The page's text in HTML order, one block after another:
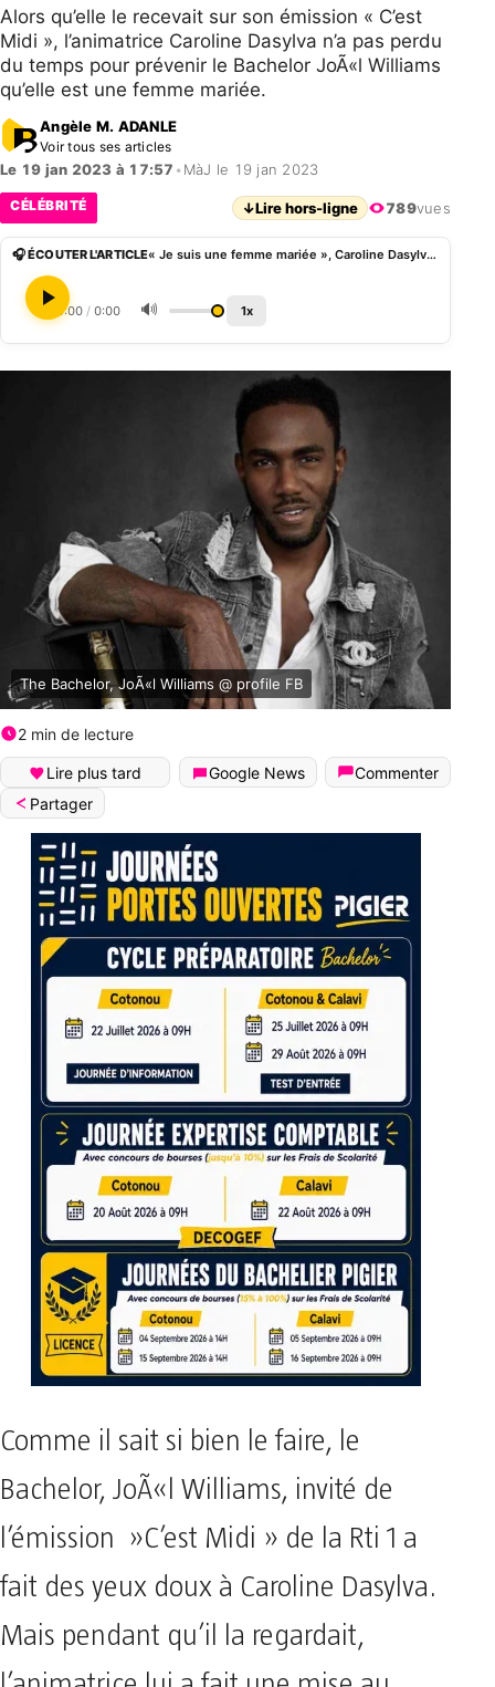
Alors qu’elle le recevait sur son émission « C’est
Midi », l’animatrice Caroline Dasylva n’a pas perdu
du temps pour prévenir le Bachelor JoÃ«l Williams
qu’elle est une femme mariée.
Angèle M. ADANLE
Voir tous ses articles
Le 19 jan 2023 à 17:57 • MàJ le 19 jan 2023
CÉLÉBRITÉ ↓Lire hors-ligne 789vues
🎧 ÉCOUTER L'ARTICLE « Je suis une femme mariée », Caroline Dasylva après un regard séduisant de Joà«l Williams
0:00 / 0:00 🔊 1x
The Bachelor, JoÃ«l Williams @ profile FB
2 min de lecture
Lire plus tard Google News
Commenter
Partager
Comme il sait si bien le faire, le
Bachelor, JoÃ«l Williams, invité de
l’émission »C’est Midi » de la Rti 1 a
fait des yeux doux à Caroline Dasylva.
Mais pendant qu’il la regardait,